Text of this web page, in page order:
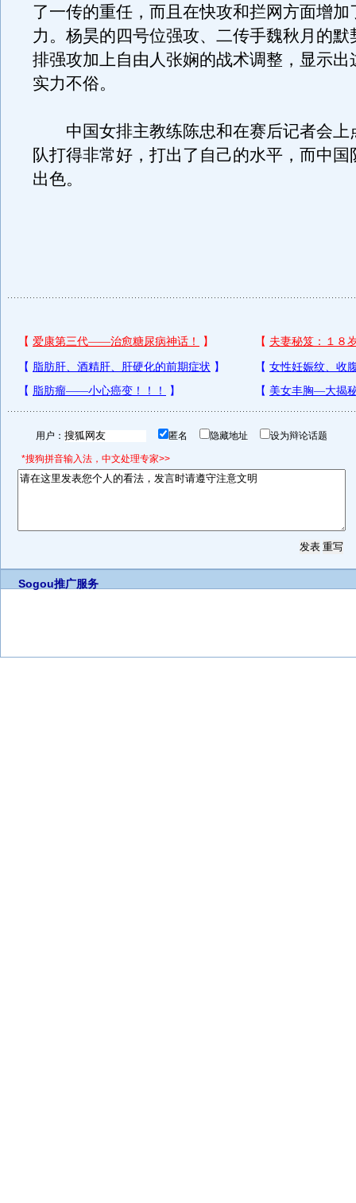
了一传的重任，而且在快攻和拦网方面增加
力。杨昊的四号位强攻、二传手魏秋月的默
排强攻加上自由人张娴的战术调整，显示出
实力不俗。
中国女排主教练陈忠和在赛后记者会上
队打得非常好，打出了自己的水平，而中国
出色。
用户： 匿名 隐藏地址 设为辩论话题
*搜狗拼音输入法，中文处理专家>>
Sogou推广服务